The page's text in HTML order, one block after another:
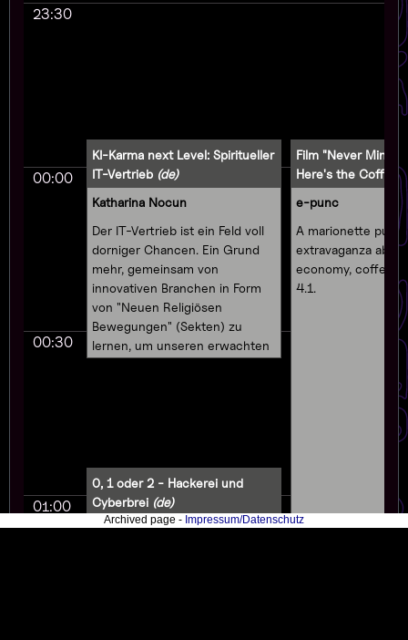
23:30
00:00
00:30
01:00
KI-Karma next Level: Spiritueller
IT-Vertrieb (de)
Katharina Nocun
Der IT-Vertrieb ist ein Feld voll
dorniger Chancen. Ein Grund
mehr, gemeinsam von
innovativen Branchen in Form
von "Neuen Religiösen
Bewegungen" (Sekten) zu
lernen, um unseren erwachten
0, 1 oder 2 - Hackerei und
Cyberbrei (de)
Erisvision
Film "Never Mind
Here's the
e-punc
A marionette
extravaganza
economy, coffee
4.1.
Archived page - Impressum/Datenschutz